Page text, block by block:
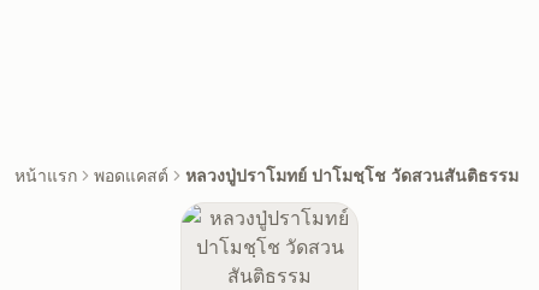
หน้าแรก พอดแคสต์ หลวงปู่ปราโมทย์ ปาโมชฺโช วัดสวนสันติธรรม